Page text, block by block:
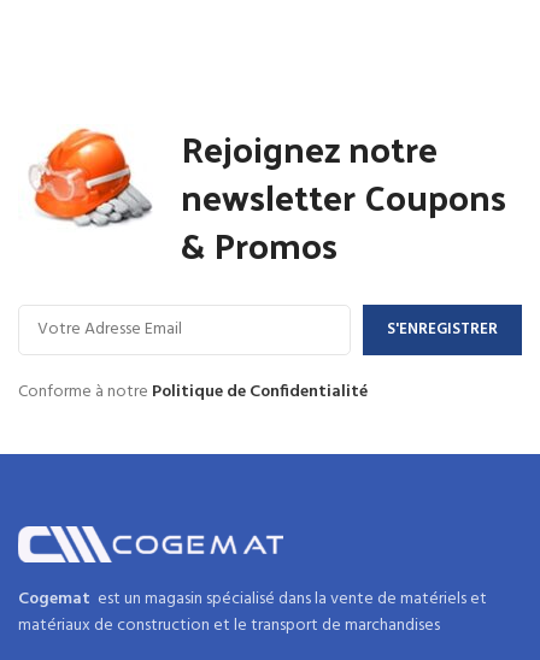
Rejoignez notre
newsletter Coupons
& Promos
Conforme à notre Politique de Confidentialité
Cogemat est un magasin spécialisé dans lavente de matériels et
matériaux de construction etle transport de marchandises